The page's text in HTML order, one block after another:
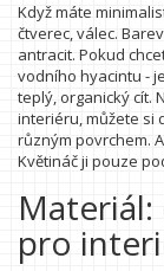
Když máte
čtverec, válec.
antracit. Pokud
vodního hyacintu -
teplý, organický cít.
interiéru, můžete si
různým povrchem.
Květináč ji pouze
pro